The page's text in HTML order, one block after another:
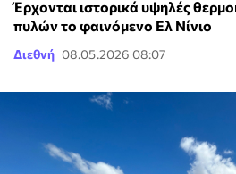
Έρχονται ιστορικά υψηλές
πυλών το φαινόμενο Ελ Νίνιο
Διεθνή 08.05.2026 08:07